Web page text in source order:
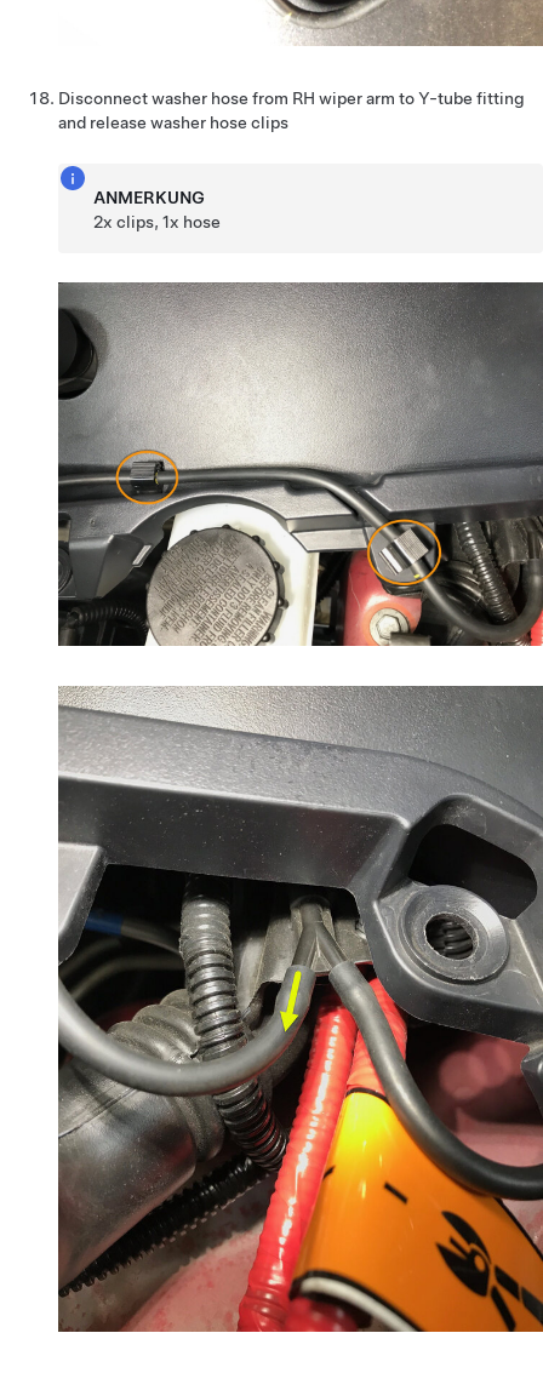
Disconnect washer hose from RH wiper arm to Y-tube fitting
and release washer hose clips
ANMERKUNG
2x clips, 1x hose